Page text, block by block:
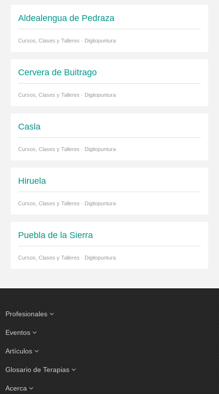
Aldealengua de Pedraza
Cursos, Clases y Talleres · Digitopuntura
Cervera de Buitrago
Cursos, Clases y Talleres · Digitopuntura
Casla
Cursos, Clases y Talleres · Digitopuntura
Hiruela
Cursos, Clases y Talleres · Digitopuntura
Puebla de la Sierra
Cursos, Clases y Talleres · Digitopuntura
Profesionales
Eventos
Artículos
Glosario de Terapias
Acerca